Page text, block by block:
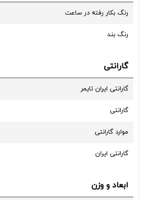
رنگ بکار رفته در ساعت
رنگ بند
گارانتی
گارانتی ایران تایمر
گارانتی
موارد گارانتی
گارانتی ایران
ابعاد و وزن